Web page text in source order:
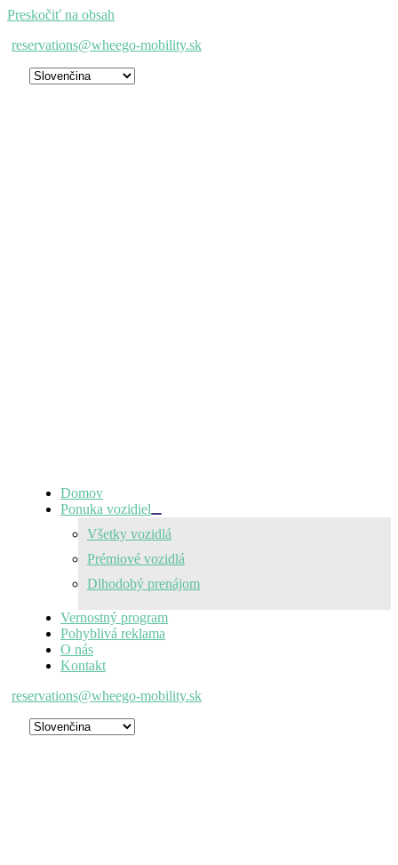
Preskočiť na obsah
reservations@wheego-mobility.sk
Domov
Ponuka vozidiel
Všetky vozidlá
Prémiové vozidlá
Dlhodobý prenájom
Vernostný program
Pohyblivá reklama
O nás
Kontakt
reservations@wheego-mobility.sk